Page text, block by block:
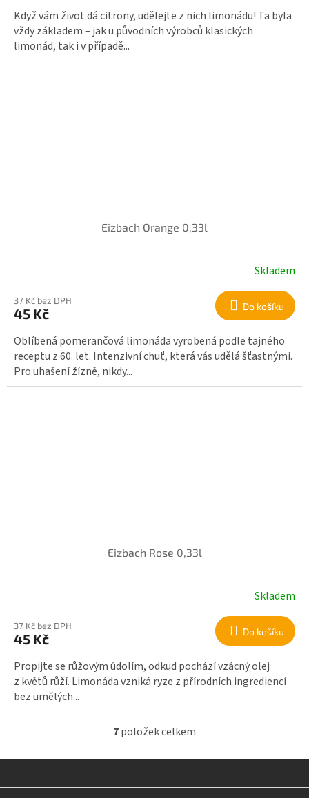
Když vám život dá citrony, udělejte z nich limonádu! Ta byla
vždy základem – jak u původních výrobců klasických
limonád, tak i v případě...
Eizbach Orange 0,33l
Skladem
37 Kč bez DPH
45 Kč Do košíku
Oblíbená pomerančová limonáda vyrobená podle tajného
receptu z 60. let. Intenzivní chuť, která vás udělá šťastnými.
Pro uhašení žízně, nikdy...
Eizbach Rose 0,33l
Skladem
37 Kč bez DPH
45 Kč Do košíku
Propijte se růžovým údolím, odkud pochází vzácný olej
z květů růží. Limonáda vzniká ryze z přírodních ingrediencí
bez umělých...
O
l
d
7položek celkem